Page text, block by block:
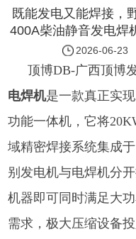
既能发电又能焊接，
400A柴油静音发电焊
2026-06-23
顶博DB-广西顶博
电焊机是一款真正实
功能一体机，它将
域精密焊接系统集成
别发电机与电焊机分
机器即可同时满足大
需求，极大压缩设备